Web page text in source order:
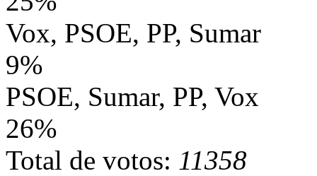
Vox, PSOE, PP, Sumar
9%
PSOE, Sumar, PP, Vox
26%
Total de votos: 11358